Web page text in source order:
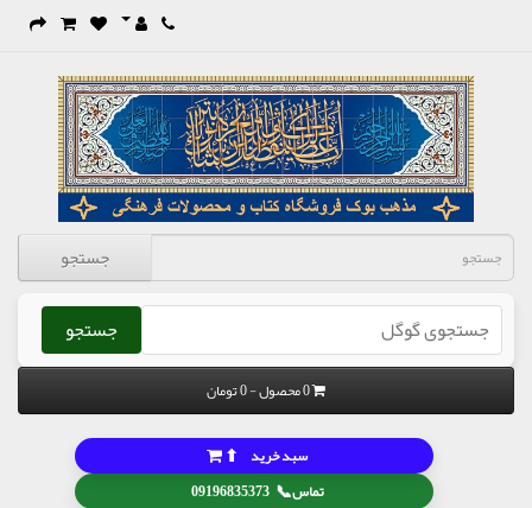
جستجو
جستجو
0 محصول - 0 تومان
تماس📞
09196835373
سبد خرید ⬆